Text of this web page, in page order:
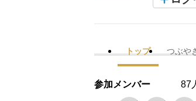
トップ つぶや
参加メンバー 87